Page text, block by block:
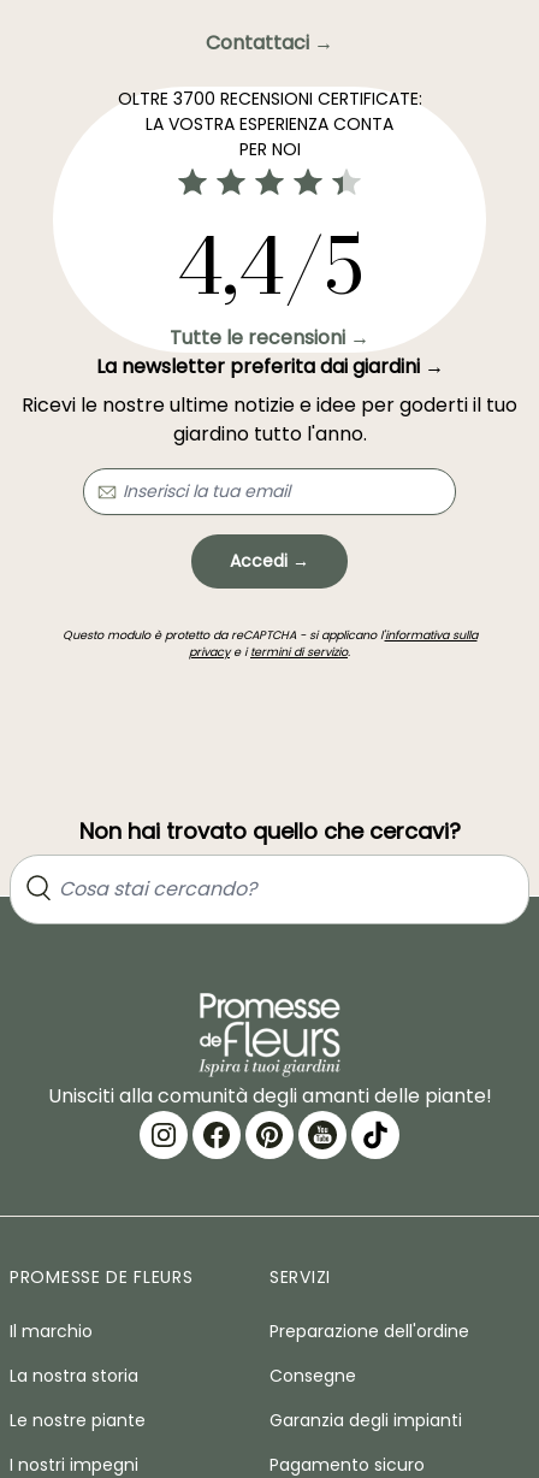
Contattaci →
OLTRE 3700 RECENSIONI CERTIFICATE:
LA VOSTRA ESPERIENZA CONTA
PER NOI
4,4/5
Tutte le recensioni →
La newsletter preferita dai giardini →
Ricevi le nostre ultime notizie e idee per goderti il tuo
giardino tutto l'anno.
Accedi →
Questo modulo è protetto da reCAPTCHA - si applicano l'informativa sulla
privacye itermini di servizio.
Non hai trovato quello che cercavi?
Unisciti alla comunità degli amanti delle piante!
PROMESSE DE FLEURS
Il marchio
La nostra storia
Le nostre piante
I nostri impegni
SERVIZI
Preparazione dell'ordine
Consegne
Garanzia degli impianti
Pagamento sicuro